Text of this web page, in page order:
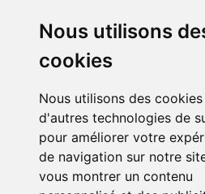
Nous utilisons
cookies
Nous utilisons des
d'autres technologies de
pour améliorer votre
de navigation sur notre
vous montrer un contenu
1.50€ 0
DVD - Le magicien d'OZ (volume 5)